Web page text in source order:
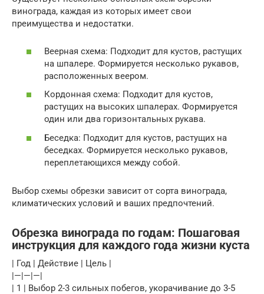
винограда, каждая из которых имеет свои
преимущества и недостатки.
Веерная схема: Подходит для кустов, растущих
на шпалере. Формируется несколько рукавов,
расположенных веером.
Кордонная схема: Подходит для кустов,
растущих на высоких шпалерах. Формируется
один или два горизонтальных рукава.
Беседка: Подходит для кустов, растущих на
беседках. Формируется несколько рукавов,
переплетающихся между собой.
Выбор схемы обрезки зависит от сорта винограда,
климатических условий и ваших предпочтений.
Обрезка винограда по годам: Пошаговая
инструкция для каждого года жизни куста
| Год | Действие | Цель |
|—|—|—|
| 1 | Выбор 2-3 сильных побегов, укорачивание до 3-5